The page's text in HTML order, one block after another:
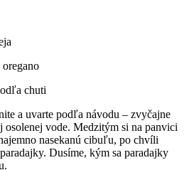
oregano
chuti
a uvarte podľa návodu – zvyčajne
osolenej vode. Medzitým si na panvici
nasekanú cibuľu, po chvíli
Dusíme, kým sa paradajky